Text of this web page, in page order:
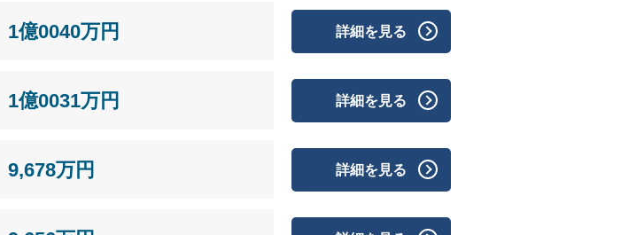
1億0040万円 詳細を見る
1億0031万円 詳細を見る
9,678万円 詳細を見る